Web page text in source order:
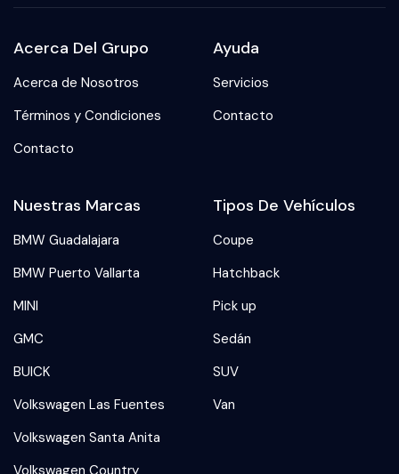
Acerca Del Grupo
Acerca de Nosotros
Términos y Condiciones
Contacto
Ayuda
Servicios
Contacto
Nuestras Marcas
BMW Guadalajara
BMW Puerto Vallarta
MINI
GMC
BUICK
Volkswagen Las Fuentes
Volkswagen Santa Anita
Volkswagen Country
Tipos De Vehículos
Coupe
Hatchback
Pick up
Sedán
SUV
Van